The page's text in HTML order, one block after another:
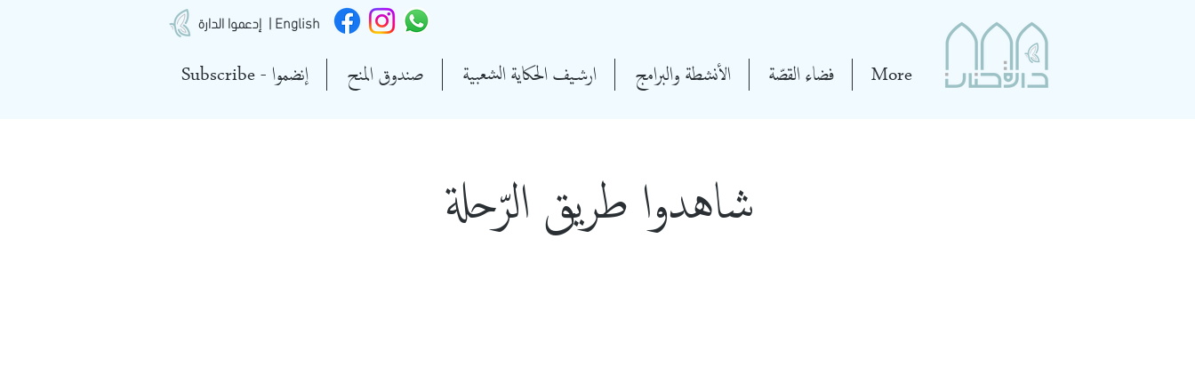
Subscribe - إنضموا صندوق المنح ارشيف الحكاية الشعبية الأنشطة والبرامج فضاء القصّة More
إدعموا الدارة | English
شاهدوا طريق الرّحلة